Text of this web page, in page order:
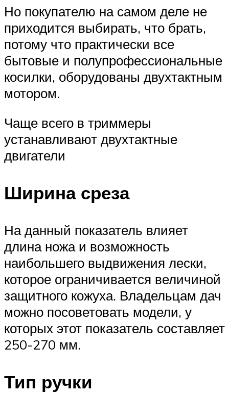
Но покупателю на самом деле не
приходится выбирать, что брать,
потому что практически все
бытовые и полупрофессиональные
косилки, оборудованы двухтактным
мотором.
Чаще всего в триммеры
устанавливают двухтактные
двигатели
Ширина среза
На данный показатель влияет
длина ножа и возможность
наибольшего выдвижения лески,
которое ограничивается величиной
защитного кожуха. Владельцам дач
можно посоветовать модели, у
которых этот показатель составляет
250-270 мм.
Тип ручки